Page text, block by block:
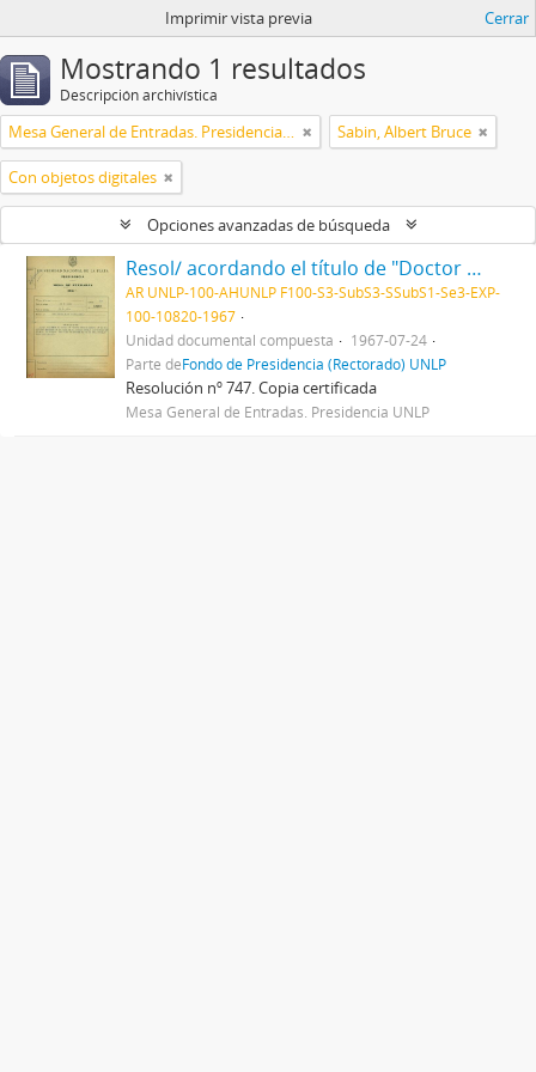
Imprimir vista previa Cerrar
Mostrando 1 resultados
Descripción archivística
Mesa General de Entradas. Presidencia UNLP Sabin, Albert Bruce
Con objetos digitales
Opciones avanzadas de búsqueda
Resol/ acordando el título de "Doctor Honoris Causa" al Dr. Albert Sabin, y disponiendo que el acto de entrega del mismo se efectúe el día 28 del actual, en esta Presidencia 1967
AR UNLP-100-AHUNLP F100-S3-SubS3-SSubS1-Se3-EXP-
100-10820-1967
Unidad documental compuesta
1967-07-24
Parte deFondo de Presidencia (Rectorado) UNLP
Resolución nº 747. Copia certificada
Mesa General de Entradas. Presidencia UNLP